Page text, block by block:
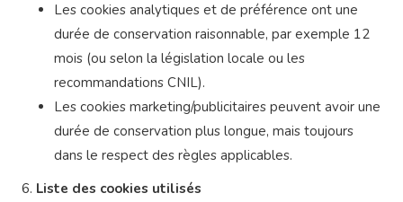
Les cookies analytiques et de préférence ont une
durée de conservation raisonnable, par exemple 12
mois (ou selon la législation locale ou les
recommandations CNIL).
Les cookies marketing/publicitaires peuvent avoir une
durée de conservation plus longue, mais toujours
dans le respect des règles applicables.
Liste des cookies utilisés